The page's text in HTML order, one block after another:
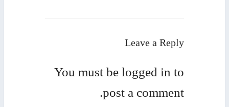
Leave a Reply
You must be logged in to
post a comment.